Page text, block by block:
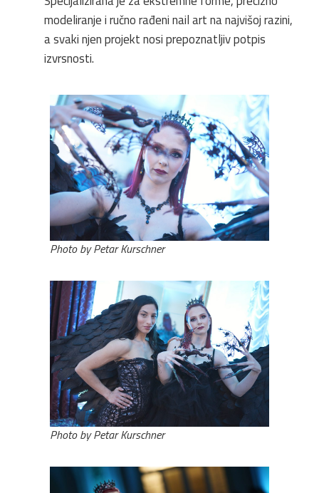
modeliranje i ručno rađeni nail art na najvišoj razini,
a svaki njen projekt nosi prepoznatljiv potpis
izvrsnosti.
Photo by Petar Kurschner
Photo by Petar Kurschner